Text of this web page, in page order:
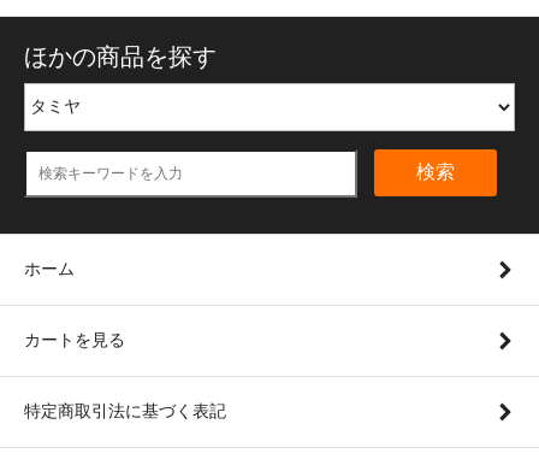
ほかの商品を探す
検索
ホーム
カートを見る
特定商取引法に基づく表記